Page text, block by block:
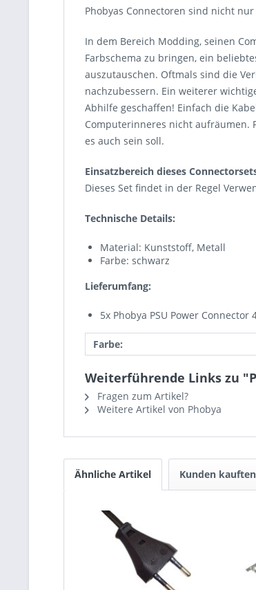
Phobyas Connectoren sind nicht
In dem Bereich Modding, seinen
Farbschema zu bringen, ein
auszutauschen. Oftmals sind die
nachzubessern. Ein weiterer
Abhilfe geschaffen! Einfach die
Computerinneres nicht aufräumen.
es auch sein soll.
Einsatzbereich dieses
Dieses Set findet in der Regel
Technische Details:
Material: Kunststoff, Metall
Farbe: schwarz
Lieferumfang:
5x Phobya PSU Power
Farbe:
Weiterführende Links zu
Fragen zum Artikel?
Weitere Artikel von Phobya
Ähnliche Artikel Kunden